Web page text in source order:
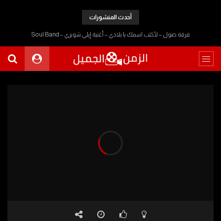
أحدث المنشورات
فرقة صول – لأكتب اسمك يا بلادي – أغنية إيلي شويري – Soul Band